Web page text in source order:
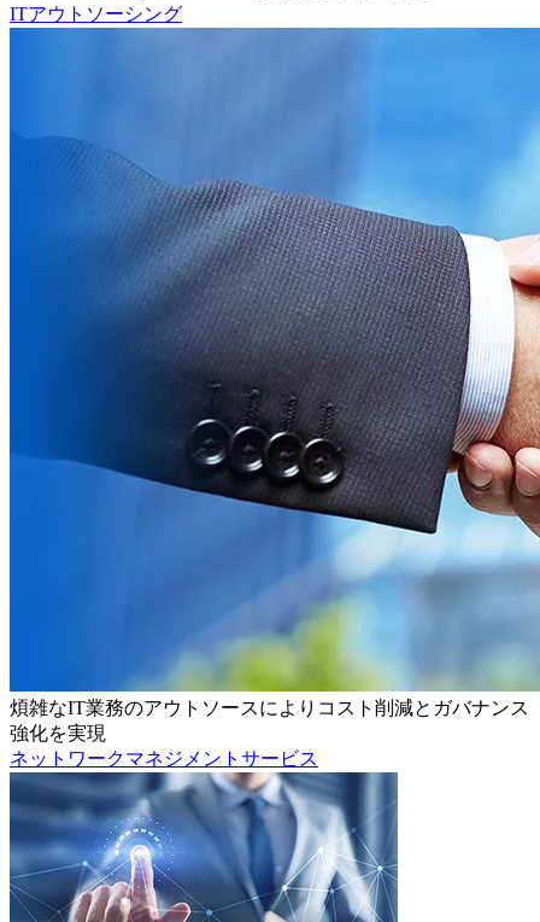
ITアウトソーシング
煩雑なIT業務のアウトソースによりコスト削減とガバナンス
強化を実現
ネットワークマネジメントサービス